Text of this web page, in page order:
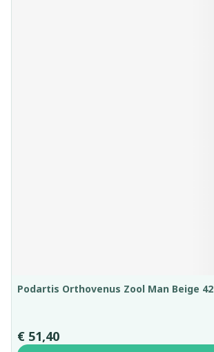
Podartis Orthovenus Zool Man Beige 42
€ 51,40